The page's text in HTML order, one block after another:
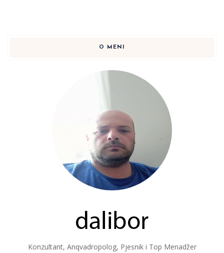
O MENI
Konzultant, Anqvadropolog, Pjesnik i Top Menadžer